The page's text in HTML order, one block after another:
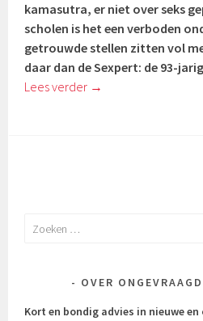
kamasutra, er niet over seks
scholen is het een verboden
getrouwde stellen zitten vol
daar dan de Sexpert: de 93-
Lees verder →
Zoeken
OVER
Kort en bondig advies in nieuwe